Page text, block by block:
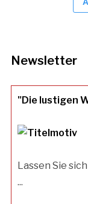
Newsletter
"Die lustigen
Lassen Sie
...